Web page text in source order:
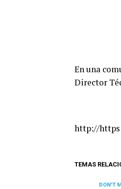
En una
Director
http://
TEMAS
DON'T